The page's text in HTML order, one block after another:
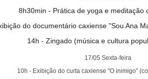
8h30min - Prática de yoga e meditação
do documentário caxiense "Sou Ana
14h - Zingado (música e cultura
17/05 Sexta-feira
10h - Exibição do curta caxiense "O inimigo"